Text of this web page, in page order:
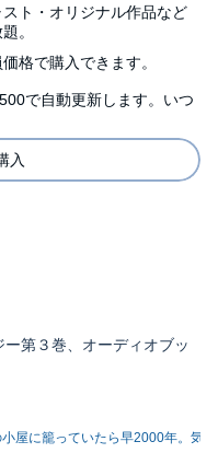
ト・オリジナル作品など
。
格で購入できます。
で自動更新します。いつ
入
第３巻、オーディオブッ
起こされたエインズは、
が平和なはずもない。お